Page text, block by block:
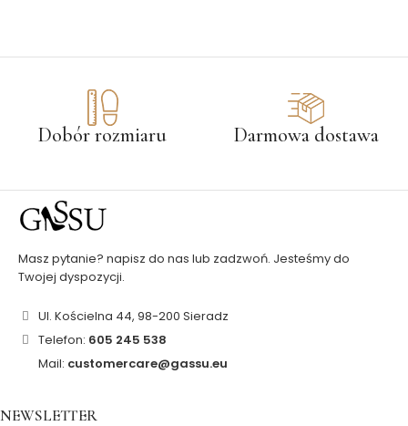
Dobór rozmiaru Darmowa dostawa
Masz pytanie? napisz do nas lub zadzwoń. Jesteśmy do
Twojej dyspozycji.
Ul. Kościelna 44, 98-200 Sieradz
Telefon: 605 245 538
Mail: customercare@gassu.eu
NEWSLETTER